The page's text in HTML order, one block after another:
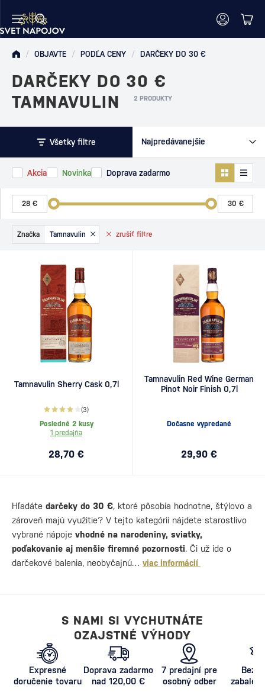
/ OBJAVTE / PODĽA CENY / DARČEKY DO 30 €
DARČEKY DO 30 €
TAMNAVULIN
2 PRODUKTY
Všetky filtre
Akcia Novinka Doprava zadarmo
zrušiť filtre
Značka Tamnavulin
Tamnavulin Sherry Cask 0,7l
(3)
Posledné 2 kusy
1 predajňa
28,70 €
Tamnavulin Red Wine German
Pinot Noir Finish 0,7l
Dočasne vypredané
29,90 €
Hľadáte darčeky do 30 €, ktoré pôsobia hodnotne, štýlovo a
zároveň majú využitie? V tejto kategórii nájdete starostlivo
vybrané nápoje vhodné na narodeniny, sviatky,
poďakovanie aj menšie firemné pozornosti. Či už ide o
darčekové balenia, neobyčajnú… viac informácií
S NAMI SI VYCHUTNÁTE
OZAJSTNÉ VÝHODY
Expresné
doručenie tovaru
Doprava zadarmo
nad 120,00 €
7 predajní pre
osobný odber